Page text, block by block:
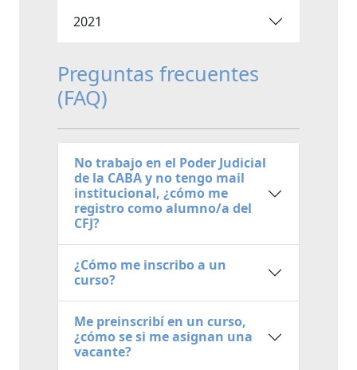
2021
Preguntas frecuentes
(FAQ)
No trabajo en el Poder Judicial
de la CABA y no tengo mail
institucional, ¿cómo me
registro como alumno/a del
CFJ?
¿Cómo me inscribo a un
curso?
Me preinscribí en un curso,
¿cómo se si me asignan una
vacante?